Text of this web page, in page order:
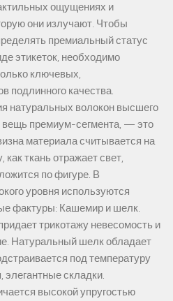
ощущениях и
они излучают. Чтобы
премиальный статус
этикеток, необходимо
ключевых,
подлинного качества.
натуральных волокон высшего
вещь премиум-сегмента, — это
материала считывается на
как ткань отражает свет,
по фигуре. В
уровня используются
фактуры: Кашемир и шелк.
трикотажу невесомость и
Натуральный шелк обладает
под температуру
элегантные складки.
высокой упругостью